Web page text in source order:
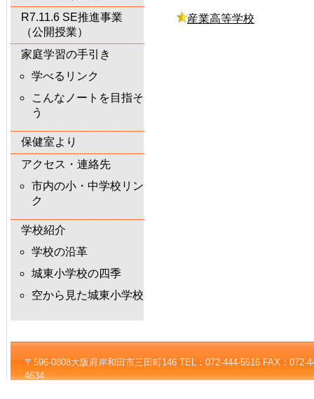
R7.11.6 SE推進事業
（公開授業）
家庭学習の手引き
学べるリンク
こんなノートを目指そ
う
保健室より
アクセス・連絡先
市内の小・中学校リン
ク
学校紹介
学校の沿革
城東小学校の四季
空から見た城東小学校
産業高等学校
〒596-0808大阪府岸和田市三田町146 TEL：072-444-5516 FAX：072-
4634